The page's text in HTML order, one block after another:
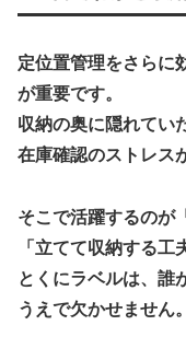
定位置管理をさらに
が重要です。
収納の奥に隠れてい
在庫確認のストレス
そこで活躍するのが
「立てて収納する工
とくにラベルは、 誰
うえで欠かせません。